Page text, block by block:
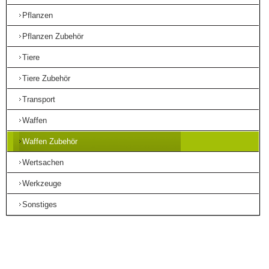
Pflanzen
Pflanzen Zubehör
Tiere
Tiere Zubehör
Transport
Waffen
Waffen Zubehör
Wertsachen
Werkzeuge
Sonstiges